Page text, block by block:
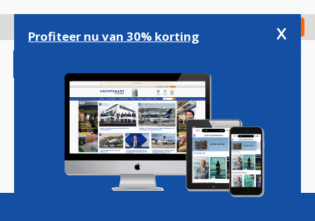
gaan
Check in
Magazine Podcasts Vacatures
Profiteer nu van 30% korting x